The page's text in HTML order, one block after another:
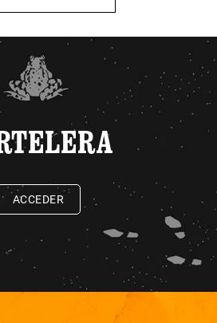
ACCEDER